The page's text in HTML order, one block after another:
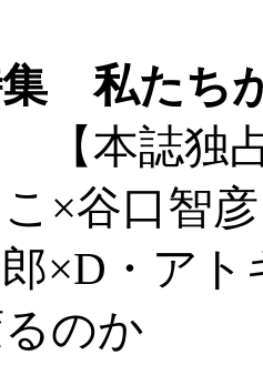
集 私たち
本誌独
×谷口智
×D・ア
のか